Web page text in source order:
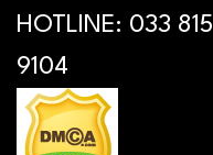
HOTLINE: 033 815
9104